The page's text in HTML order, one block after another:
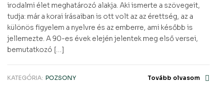
irodalmi élet meghatározó alakja. Aki ismerte a szövegeit,
tudja: már a korai írásaiban is ott volt az az érettség, az a
különös figyelem a nyelvre és az emberre, ami később is
jellemezte. A 90-es évek elején jelentek meg első versei,
bemutatkozó […]
KATEGÓRIA: POZSONY Tovább olvasom